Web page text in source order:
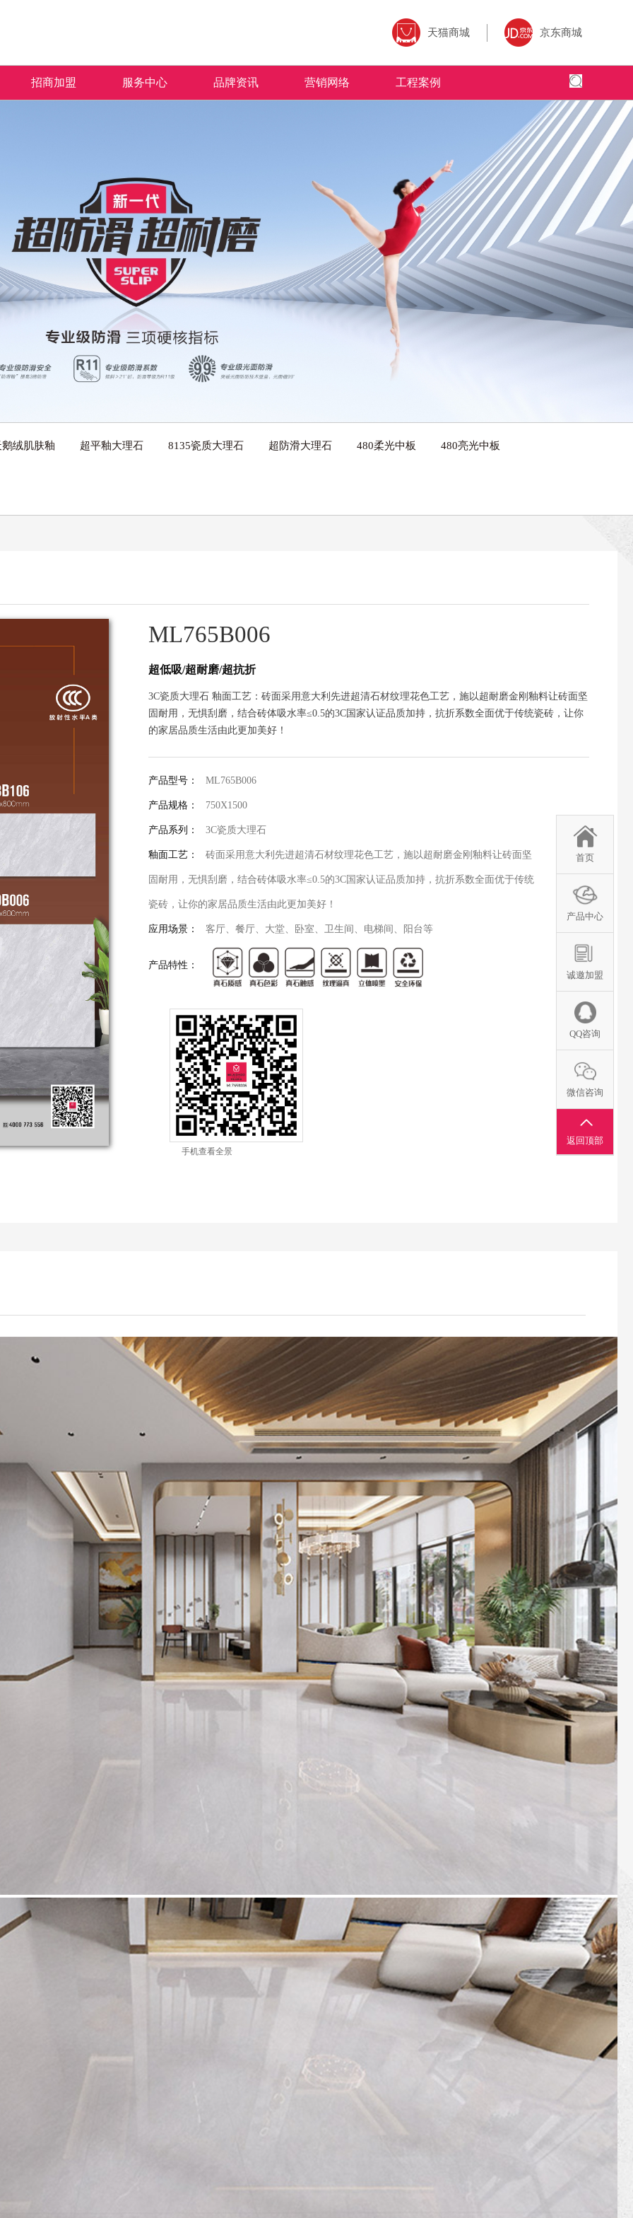
天猫商城 京东商城
拉杜陶瓷秉承“匠人之心 沉淀于瓷”的品牌
念，以及“百变风格 时尚演绎”的产品理
，致力于为广大消费者营造健康舒适的人居
产品覆盖各种规格的通体大理石、金丝大理
石、生态大理石、双层瓷抛砖、镜面瓷片等上
千个花色品种。
招商加盟
加盟申请
米拉杜陶瓷一直秉承以产品品质为核心,以全
面的服务方式为保障，形成特有的三大售前、
售中、售后杰出服务体系，得到了广大经销商
服务中心
经销商专区
人才招聘
热情、全面、快捷，本公司以更加出色的态度
提供优质的服务，赢得了广大客户的高度评价
和信赖。
品牌资讯
米拉杜陶瓷借助于互联网特性来实现一定营销
目标，品牌资讯在整个品牌传播过程中起着举
足轻重的作用。
营销网络
米拉杜陶瓷营销网络遍布全国，为千家万
造了无数个舒适的人居环境。
工程案例
全球地标性建筑首
国。
首页
产品中心
诚邀加盟
QQ咨询
微信咨询
返回顶部
鹅绒肌肤釉 超平釉大理石 8135瓷质大理石 超防滑大理石 480柔光中板 480亮光中板
ML765B006
超低吸/超耐磨/超抗折
3C瓷质大理石 釉面工艺：砖面采用意大利先进超清石材纹理花色工艺，施以超耐磨金刚釉料让砖面坚
固耐用，无惧刮磨，结合砖体吸水率≤0.5的3C国家认证品质加持，抗折系数全面优于传统瓷砖，让你
的家居品质生活由此更加美好！
产品型号： ML765B006
产品规格： 750X1500
产品系列： 3C瓷质大理石
釉面工艺： 砖面采用意大利先进超清石材纹理花色工艺，施以超耐磨金刚釉料让砖面坚
固耐用，无惧刮磨，结合砖体吸水率≤0.5的3C国家认证品质加持，抗折系数全面优于传统
瓷砖，让你的家居品质生活由此更加美好！
应用场景： 客厅、餐厅、大堂、卧室、卫生间、电梯间、阳台等
产品特性：
手机查看全景